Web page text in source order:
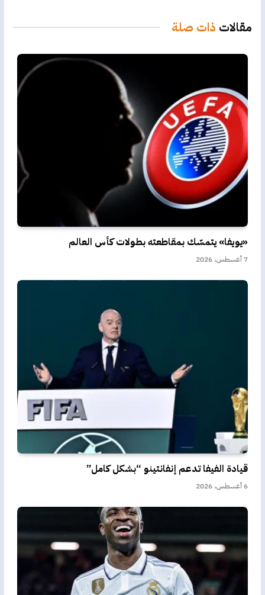
مقالات ذات صلة
«يويفا» يتمسّك بمقاطعته بطولات كأس العالم
7 أغسطس، 2026
قيادة الفيفا تدعم إنفانتينو “بشكل كامل”
6 أغسطس، 2026